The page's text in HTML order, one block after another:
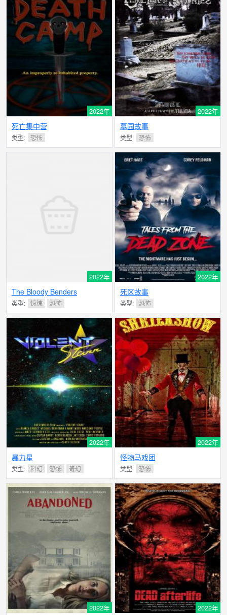
2022年
死亡集中营
类型: 恐怖
2022年
墓园故事
类型: 恐怖
2022年
The Bloody Benders
类型: 惊悚 恐怖
2022年
死区故事
类型: 恐怖
2022年
暴力星
类型: 科幻 恐怖 奇幻
2022年
怪物马戏团
类型: 恐怖
2022年 2022年